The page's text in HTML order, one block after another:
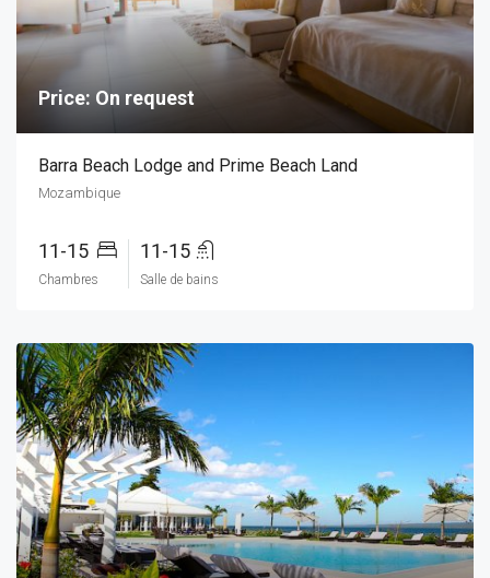
Price: On request
Barra Beach Lodge and Prime Beach Land
Mozambique
11-15
Chambres
11-15
Salle de bains